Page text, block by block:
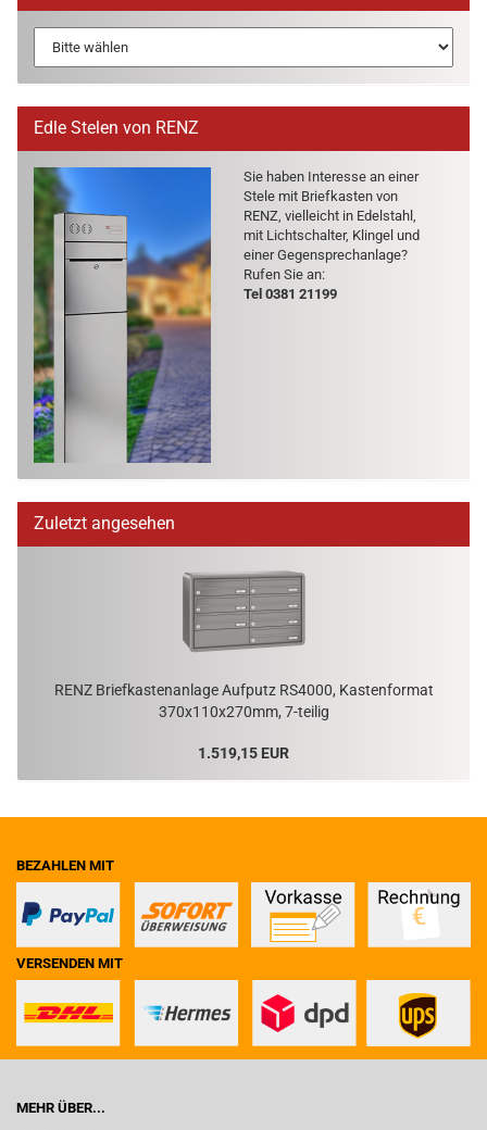
Edle Stelen von RENZ
Sie haben In­ter­es­se an einer
Stele mit Brief­kas­ten von
RENZ, viel­leicht in Edel­stahl,
mit Licht­schal­ter, Klin­gel und
einer Ge­gen­sprech­an­la­ge?
Rufen Sie an:
Tel 0381 21199
Zuletzt angesehen
RENZ Brief­kas­ten­an­la­ge Auf­putz RS4000, Kas­ten­for­mat
370x110x270mm, 7-​teilig
1.519,15 EUR
BEZAHLEN MIT
VERSENDEN MIT
MEHR ÜBER...